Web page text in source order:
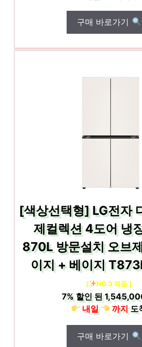
구매 바로가기
[색상선택형] LG전자
제컬렉션 4도어 냉
870L 방문설치 오브
이지 + 베이지
[ NO.3 제품 ]
7%할인 된
내일
까지도
구매 바로가기